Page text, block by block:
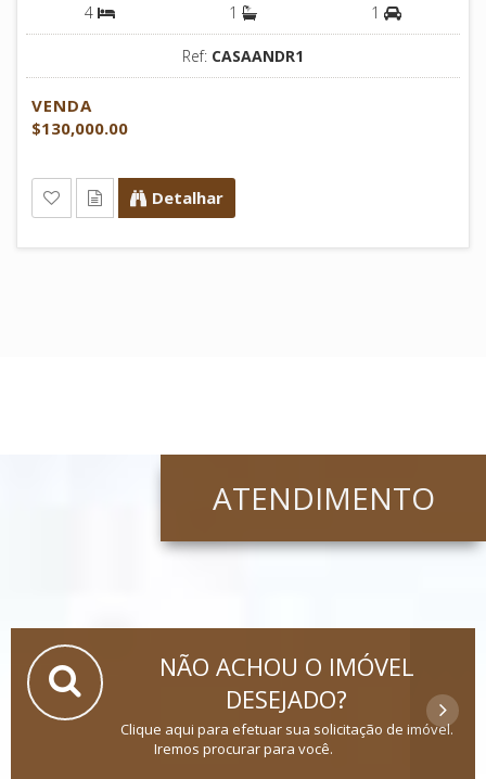
4 1 1
Ref: CASAANDR1
VENDA
$130,000.00
Detalhar
ATENDIMENTO
NÃO ACHOU O IMÓVEL
DESEJADO?
Clique aqui para efetuar sua solicitação de imóvel.
Iremos procurar para você.